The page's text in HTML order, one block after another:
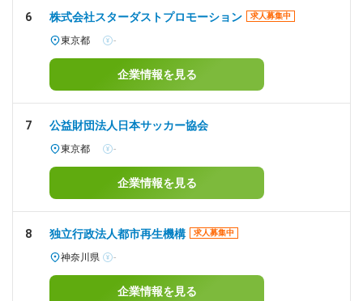
6 株式会社スターダストプロモーション 求人募集中
東京都 -
企業情報を見る
7 公益財団法人日本サッカー協会
東京都 -
企業情報を見る
8 独立行政法人都市再生機構 求人募集中
神奈川県 -
企業情報を見る